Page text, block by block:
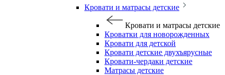
Кровати и матрасы детские
Кровати и матрасы детские
Кроватки для новорожденных
Кровати для детской
Кровати детские двухъярусные
Кровати-чердаки детские
Матрасы детские